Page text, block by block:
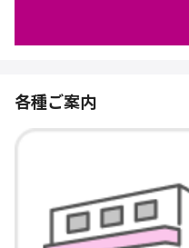
各種ご案内